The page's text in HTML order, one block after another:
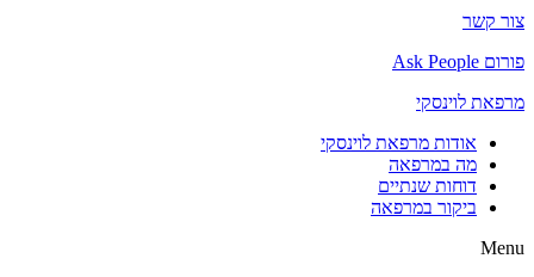
צור קשר
פורום Ask People
מרפאת לוינסקי
אודות מרפאת לוינסקי
מה במרפאה
דוחות שנתיים
ביקור במרפאה
Menu